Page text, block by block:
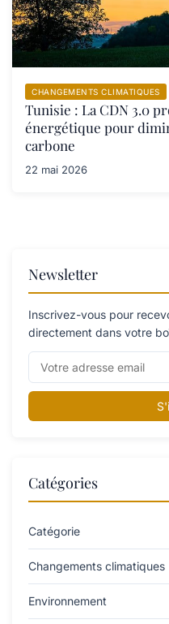
CHANGEMENTS CLIMATIQUES
Tunisie : La CDN 3.0
énergétique pour
carbone
22 mai 2026
Newsletter
Inscrivez-vous pour
directement dans votre
Catégories
Catégorie
Changements climatiques
Environnement